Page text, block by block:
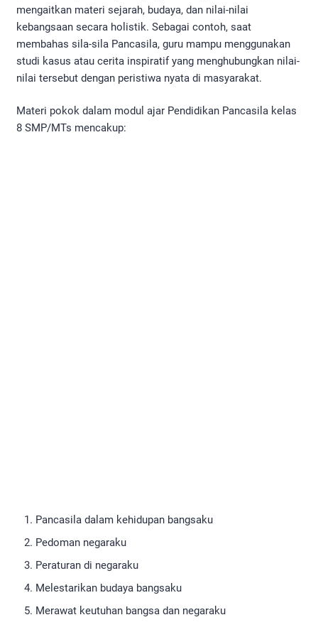
mengaitkan materi sejarah, budaya, dan nilai-nilai
kebangsaan secara holistik. Sebagai contoh, saat
membahas sila-sila Pancasila, guru mampu menggunakan
studi kasus atau cerita inspiratif yang menghubungkan nilai-
nilai tersebut dengan peristiwa nyata di masyarakat.
Materi pokok dalam modul ajar Pendidikan Pancasila kelas
8 SMP/MTs mencakup:
Pancasila dalam kehidupan bangsaku
Pedoman negaraku
Peraturan di negaraku
Melestarikan budaya bangsaku
Merawat keutuhan bangsa dan negaraku